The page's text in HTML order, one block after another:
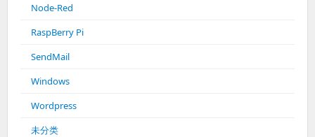
Node-Red
RaspBerry Pi
SendMail
Windows
Wordpress
未分类